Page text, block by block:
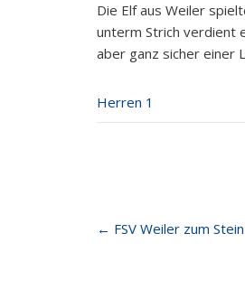
Die Elf aus Weiler
unterm Strich verdient
aber ganz sicher einer
Herren 1
Post
navigation
← FSV Weiler zum